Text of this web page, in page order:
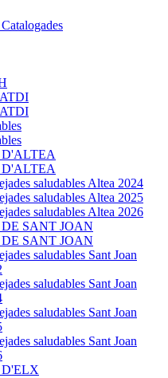
saludables Altea 2024
saludables Altea 2025
saludables Altea 2026
SANT JOAN
SANT JOAN
saludables Sant Joan
saludables Sant Joan
saludables Sant Joan
saludables Sant Joan